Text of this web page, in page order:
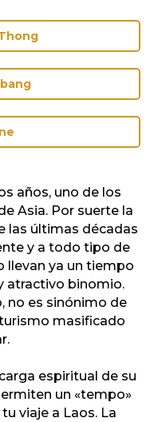
años, uno de los
Asia. Por suerte la
las últimas décadas
y a todo tipo de
llevan ya un tiempo
atractivo binomio.
no es sinónimo de
masificado
espiritual de su
un «tempo»
viaje a Laos. La